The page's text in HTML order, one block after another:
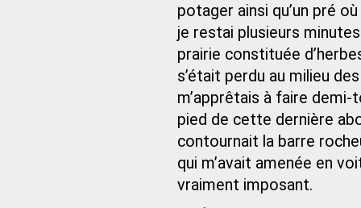
potager ainsi qu’un pré
je restai plusieurs
prairie constituée
s’était perdu au milieu
m’apprêtais à faire
pied de cette dernière
contournait la barre
qui m’avait amenée en
vraiment imposant.